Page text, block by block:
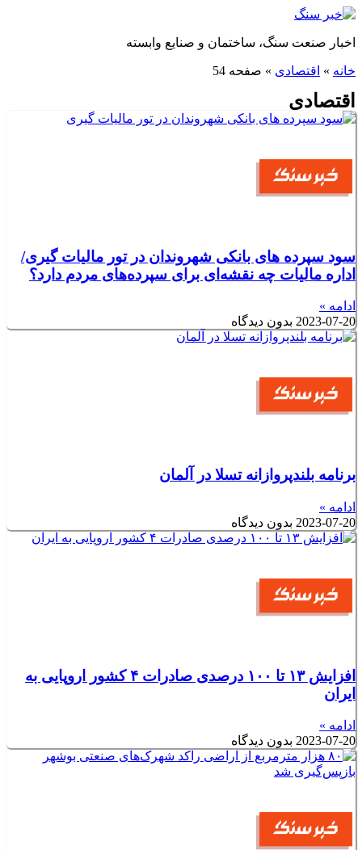
پرش
محتوا
اخبار صنعت سنگ، ساختمان و صنایع وابسته
خانه » اقتصادی » صفحه 54
اقتصادی
سود سپرده‌ های بانکی شهروندان در تور مالیات گیری/
اداره مالیات چه نقشه‌ای برای سپرده‌های مردم دارد؟
ادامه »
2023-07-20 بدون دیدگاه
برنامه بلندپروازانه تسلا در آلمان
ادامه »
2023-07-20 بدون دیدگاه
افزایش ۱۳ تا ۱۰۰ درصدی صادرات ۴ کشور اروپایی به
ایران
ادامه »
2023-07-20 بدون دیدگاه